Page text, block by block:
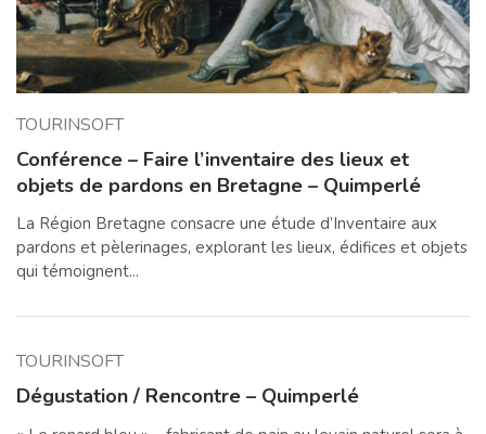
TOURINSOFT
Conférence – Faire l’inventaire des lieux et
objets de pardons en Bretagne – Quimperlé
La Région Bretagne consacre une étude d’Inventaire aux
pardons et pèlerinages, explorant les lieux, édifices et objets
qui témoignent...
TOURINSOFT
Dégustation / Rencontre – Quimperlé